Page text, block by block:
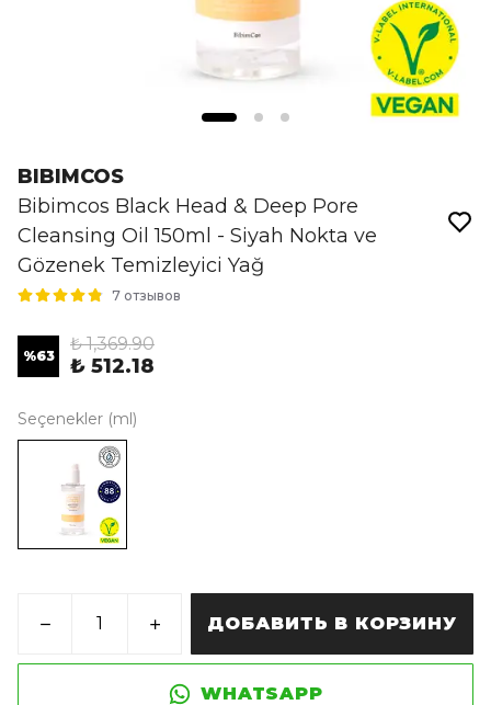
BIBIMCOS
Bibimcos Black Head & Deep Pore
Cleansing Oil 150ml - Siyah Nokta ve
Gözenek Temizleyici Yağ
7 отзывов
%63
₺ 1,369.90
₺ 512.18
Seçenekler (ml)
ДОБАВИТЬ В КОРЗИНУ
WHATSAPP